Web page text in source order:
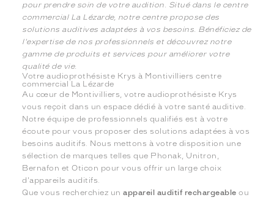
pour prendre soin de votre audition. Situé dans le centre
commercial La Lézarde, notre centre propose des
solutions auditives adaptées à vos besoins. Bénéficiez de
l'expertise de nos professionnels et découvrez notre
gamme de produits et services pour améliorer votre
qualité de vie.
Votre audioprothésiste Krys à Montivilliers centre
commercial La Lézarde
Au cœur de Montivilliers, votre audioprothésiste Krys
vous reçoit dans un espace dédié à votre santé auditive.
Notre équipe de professionnels qualifiés est à votre
écoute pour vous proposer des solutions adaptées à vos
besoins auditifs. Nous mettons à votre disposition une
sélection de marques telles que Phonak, Unitron,
Bernafon et Oticon pour vous offrir un large choix
d'appareils auditifs.
Que vous recherchiez unappareil auditif rechargeable ou